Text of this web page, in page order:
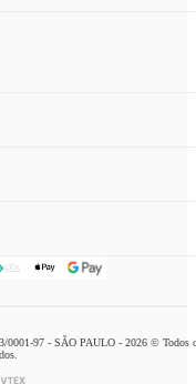
97 - SÃO PAULO - 2026 © Todos